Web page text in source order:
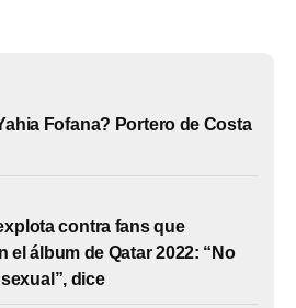
Fofana? Portero de Costa
contra fans que
el álbum de Qatar 2022: “No
dice